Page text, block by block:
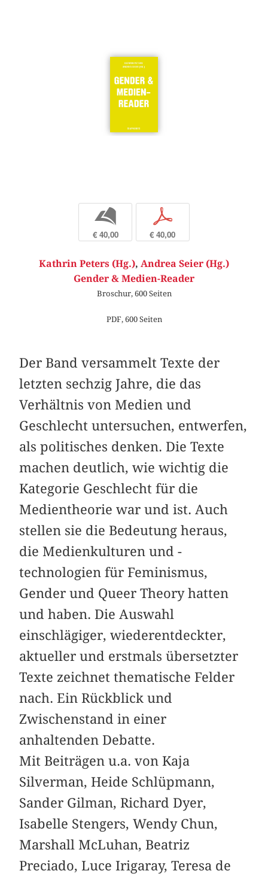
b
€ 40,00
p
€ 40,00
Kathrin Peters (Hg.), Andrea Seier (Hg.)
Gender & Medien-Reader
Broschur, 600 Seiten
PDF, 600 Seiten
Der Band versammelt Texte der
letzten sechzig Jahre, die das
Verhältnis von Medien und
Geschlecht untersuchen, entwerfen,
als politisches denken. Die Texte
machen deutlich, wie wichtig die
Kategorie Geschlecht für die
Medientheorie war und ist. Auch
stellen sie die Bedeutung heraus,
die Medienkulturen und -
technologien für Feminismus,
Gender und Queer Theory hatten
und haben. Die Auswahl
einschlägiger, wiederentdeckter,
aktueller und erstmals übersetzter
Texte zeichnet thematische Felder
nach. Ein Rückblick und
Zwischenstand in einer
anhaltenden Debatte.
Mit Beiträgen u.a. von Kaja
Silverman, Heide Schlüpmann,
Sander Gilman, Richard Dyer,
Isabelle Stengers, Wendy Chun,
Marshall McLuhan, Beatriz
Preciado, Luce Irigaray, Teresa de